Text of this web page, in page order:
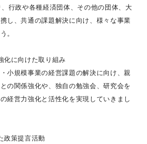
行政や各種経済団体、その他の団体、大
し、共通の課題解決に向け、様々な事業
。
化に向けた取り組み
小規模事業の経営課題の解決に向け、親
の関係強化や、独自の勉強会、研究会を
経営力強化と活性化を実現していきまし
政策提言活動